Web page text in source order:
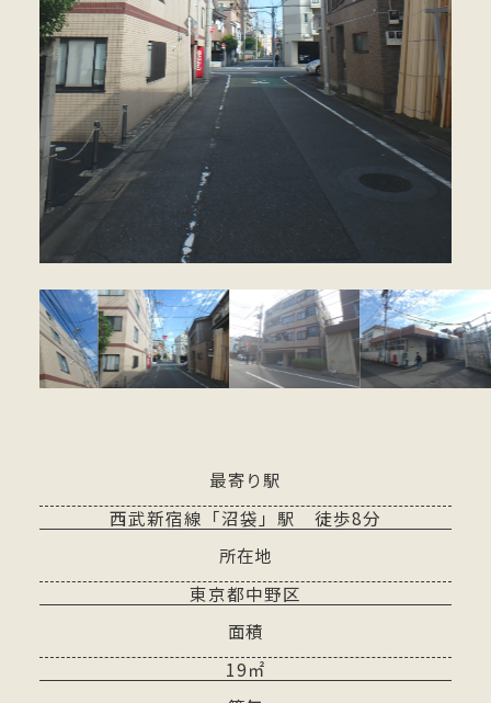
最寄り駅
西武新宿線「沼袋」駅 徒歩8分
所在地
東京都中野区
面積
19㎡